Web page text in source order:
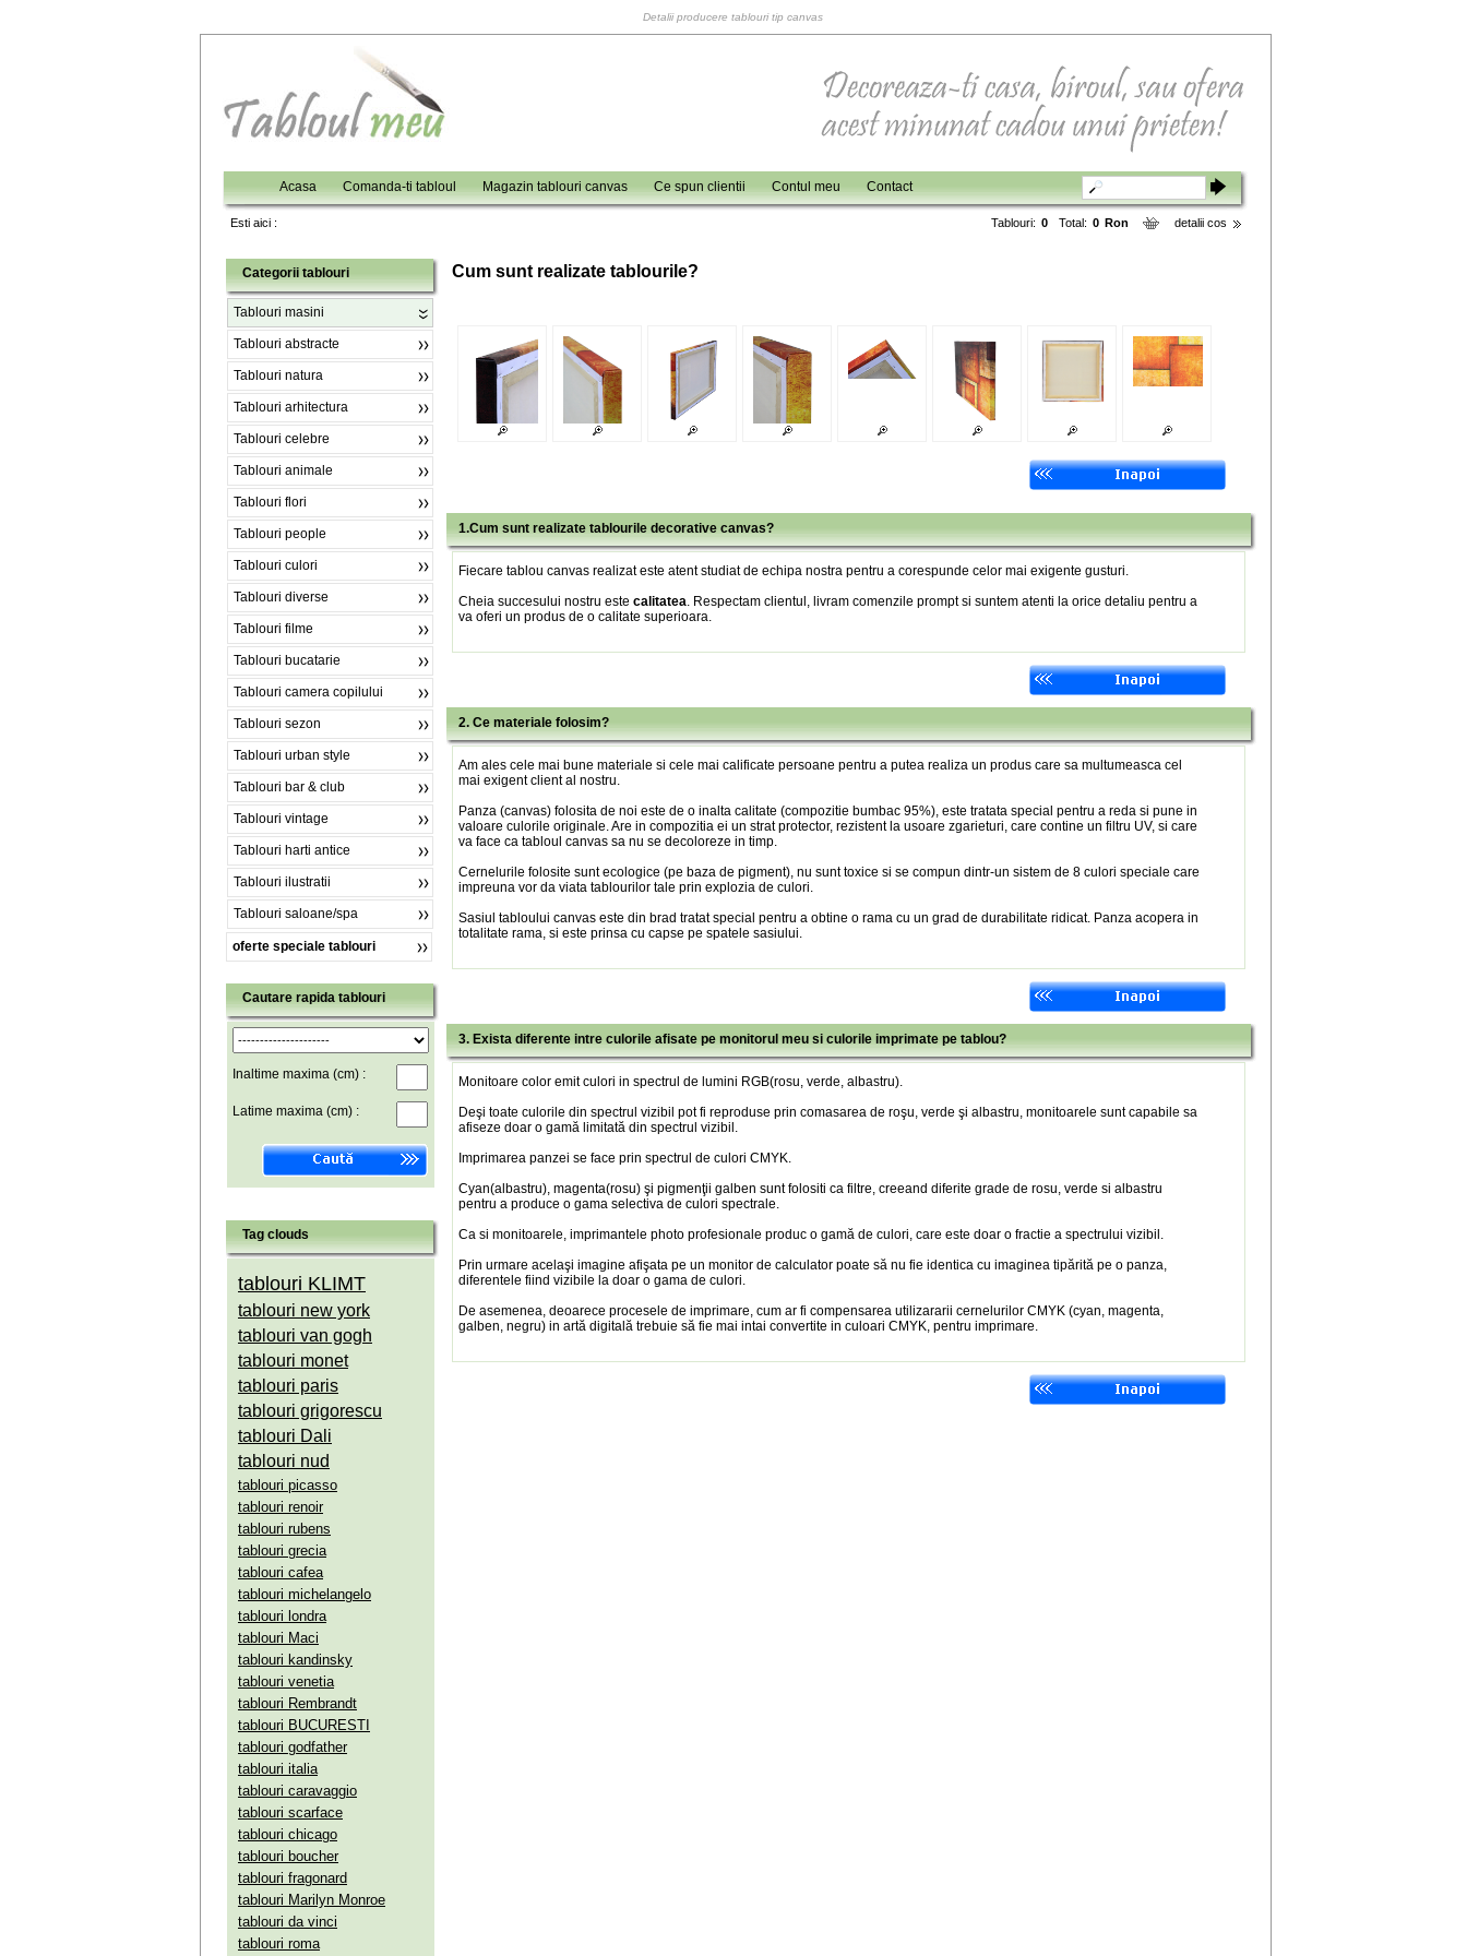
Detalii producere tablouri tip canvas
Acasa Comanda-ti tabloul Magazin tablouri canvas Ce spun clientii Contul meu Contact
Esti aici : detalii cos
Tablouri: 0 Total: 0 Ron
Categorii tablouri
Tablouri masini
Tablouri abstracte
Tablouri natura
Tablouri arhitectura
Tablouri celebre
Tablouri animale
Tablouri flori
Tablouri people
Tablouri culori
Tablouri diverse
Tablouri filme
Tablouri bucatarie
Tablouri camera copilului
Tablouri sezon
Tablouri urban style
Tablouri bar & club
Tablouri vintage
Tablouri harti antice
Tablouri ilustratii
Tablouri saloane/spa
oferte speciale tablouri
Cautare rapida tablouri
Inaltime maxima (cm) :
Latime maxima (cm) :
Tag clouds
tablouri KLIMT
tablouri new york
tablouri van gogh
tablouri monet
tablouri paris
tablouri grigorescu
tablouri Dali
tablouri nud
tablouri picasso
tablouri renoir
tablouri rubens
tablouri grecia
tablouri cafea
tablouri michelangelo
tablouri londra
tablouri Maci
tablouri kandinsky
tablouri venetia
tablouri Rembrandt
tablouri BUCURESTI
tablouri godfather
tablouri italia
tablouri caravaggio
tablouri scarface
tablouri chicago
tablouri boucher
tablouri fragonard
tablouri Marilyn Monroe
tablouri da vinci
tablouri roma
Cum sunt realizate tablourile?
1.Cum sunt realizate tablourile decorative canvas?
Fiecare tablou canvas realizat este atent studiat de echipa nostra pentru a corespunde celor mai exigente gusturi.
Cheia succesului nostru este calitatea. Respectam clientul, livram comenzile prompt si suntem atenti la orice detaliu pentru a
va oferi un produs de o calitate superioara.
2. Ce materiale folosim?
Am ales cele mai bune materiale si cele mai calificate persoane pentru a putea realiza un produs care sa multumeasca cel
mai exigent client al nostru.
Panza (canvas) folosita de noi este de o inalta calitate (compozitie bumbac 95%), este tratata special pentru a reda si pune in
valoare culorile originale. Are in compozitia ei un strat protector, rezistent la usoare zgarieturi, care contine un filtru UV, si care
va face ca tabloul canvas sa nu se decoloreze in timp.
Cernelurile folosite sunt ecologice (pe baza de pigment), nu sunt toxice si se compun dintr-un sistem de 8 culori speciale care
impreuna vor da viata tablourilor tale prin explozia de culori.
Sasiul tabloului canvas este din brad tratat special pentru a obtine o rama cu un grad de durabilitate ridicat. Panza acopera in
totalitate rama, si este prinsa cu capse pe spatele sasiului.
3. Exista diferente intre culorile afisate pe monitorul meu si culorile imprimate pe tablou?
Monitoare color emit culori in spectrul de lumini RGB(rosu, verde, albastru).
Deşi toate culorile din spectrul vizibil pot fi reproduse prin comasarea de roşu, verde şi albastru, monitoarele sunt capabile sa
afiseze doar o gamă limitată din spectrul vizibil.
Imprimarea panzei se face prin spectrul de culori CMYK.
Cyan(albastru), magenta(rosu) şi pigmenţii galben sunt folositi ca filtre, creeand diferite grade de rosu, verde si albastru
pentru a produce o gama selectiva de culori spectrale.
Ca si monitoarele, imprimantele photo profesionale produc o gamă de culori, care este doar o fractie a spectrului vizibil.
Prin urmare acelaşi imagine afişata pe un monitor de calculator poate să nu fie identica cu imaginea tipărită pe o panza,
diferentele fiind vizibile la doar o gama de culori.
De asemenea, deoarece procesele de imprimare, cum ar fi compensarea utilizararii cernelurilor CMYK (cyan, magenta,
galben, negru) in artă digitală trebuie să fie mai intai convertite in culoari CMYK, pentru imprimare.